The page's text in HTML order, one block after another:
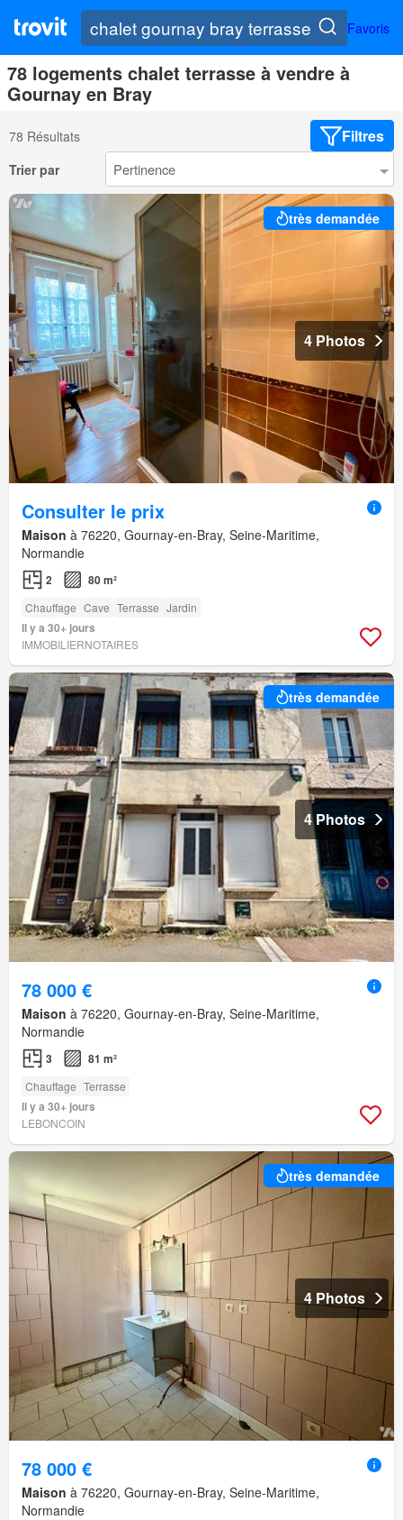
Favoris
78 logements chalet terrasse à vendre à
Gournay en Bray
78 Résultats Filtres
Trier par
très demandée
4 Photos
Consulter le prix
Maison à 76220, Gournay-en-Bray, Seine-Maritime,
Normandie
2 80 m²
Chauffage Cave Terrasse Jardin
Il y a 30+ jours
IMMOBILIERNOTAIRES
très demandée
4 Photos
78 000 €
Maison à 76220, Gournay-en-Bray, Seine-Maritime,
Normandie
3 81 m²
Chauffage Terrasse
Il y a 30+ jours
LEBONCOIN
très demandée
4 Photos
78 000 €
Maison à 76220, Gournay-en-Bray, Seine-Maritime,
Normandie